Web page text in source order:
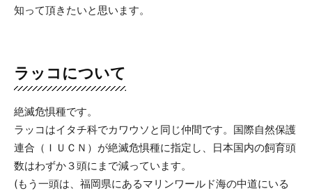
知って頂きたいと思います。
ラッコについて
絶滅危惧種です。
ラッコはイタチ科でカワウソと同じ仲間です。国際自然保護
連合（ＩＵＣＮ）が絶滅危惧種に指定し、日本国内の飼育頭
数はわずか３頭にまで減っています。
(もう一頭は、福岡県にあるマリンワールド海の中道にいる